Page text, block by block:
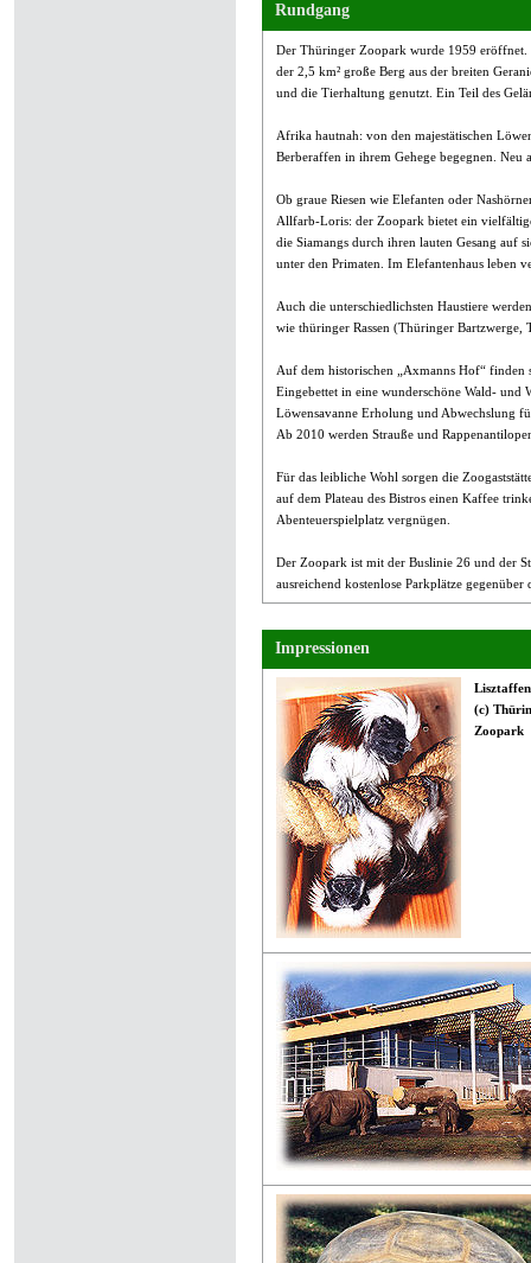
Rundgang
Der Thüringer Zoopark wurde 1959 eröffnet.
der 2,5 km² große Berg aus der breiten
und die Tierhaltung genutzt. Ein Teil des
Afrika hautnah: von den majestätischen
Berberaffen in ihrem Gehege begegnen.
Ob graue Riesen wie Elefanten oder
Allfarb-Loris: der Zoopark bietet ein
die Siamangs durch ihren lauten Gesang auf
unter den Primaten. Im Elefantenhaus leben
Auch die unterschiedlichsten Haustiere
wie thüringer Rassen (Thüringer Bartzwerge,
Auf dem historischen „Axmanns Hof“ finden
Eingebettet in eine wunderschöne Wald- und
Löwensavanne Erholung und Abwechslung
Ab 2010 werden Strauße und
Für das leibliche Wohl sorgen die
auf dem Plateau des Bistros einen Kaffee
Abenteuerspielplatz vergnügen.
Der Zoopark ist mit der Buslinie 26 und der
ausreichend kostenlose Parkplätze
Impressionen
Lisztaffen
(c)
Zoopark